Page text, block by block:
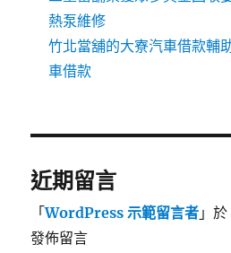
熱泵維修
竹北當舖的大寮汽車借款輔
車借款
近期留言
「WordPress 示範留言者 」
發佈留言